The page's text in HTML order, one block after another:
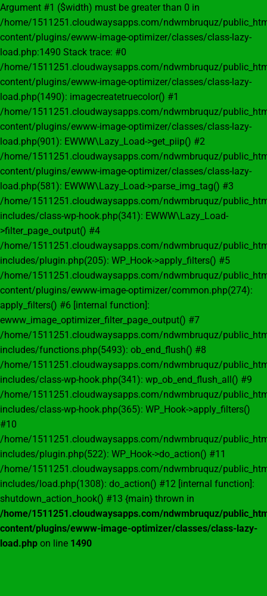
Argument #1 ($width) must be greater than 0 in
/home/1511251.cloudwaysapps.com/ndwmbruquz/
content/plugins/ewww-image-optimizer/classes/class-lazy-
load.php:1490 Stack trace: #0
/home/1511251.cloudwaysapps.com/ndwmbruquz/
content/plugins/ewww-image-optimizer/classes/class-lazy-
load.php(1490): imagecreatetruecolor() #1
/home/1511251.cloudwaysapps.com/ndwmbruquz/
content/plugins/ewww-image-optimizer/classes/class-lazy-
load.php(901): EWWW\Lazy_Load->get_piip() #2
/home/1511251.cloudwaysapps.com/ndwmbruquz/
content/plugins/ewww-image-optimizer/classes/class-lazy-
load.php(581): EWWW\Lazy_Load->parse_img_tag() #3
/home/1511251.cloudwaysapps.com/ndwmbruquz/
includes/class-wp-hook.php(341): EWWW\Lazy_Load-
>filter_page_output() #4
/home/1511251.cloudwaysapps.com/ndwmbruquz/
includes/plugin.php(205): WP_Hook->apply_filters() #5
/home/1511251.cloudwaysapps.com/ndwmbruquz/
content/plugins/ewww-image-optimizer/common.php(274):
apply_filters() #6 [internal function]:
ewww_image_optimizer_filter_page_output() #7
/home/1511251.cloudwaysapps.com/ndwmbruquz/
includes/functions.php(5493): ob_end_flush() #8
/home/1511251.cloudwaysapps.com/ndwmbruquz/
includes/class-wp-hook.php(341): wp_ob_end_flush_all() #9
/home/1511251.cloudwaysapps.com/ndwmbruquz/
includes/class-wp-hook.php(365): WP_Hook->apply_filters()
#10
/home/1511251.cloudwaysapps.com/ndwmbruquz/
includes/plugin.php(522): WP_Hook->do_action() #11
/home/1511251.cloudwaysapps.com/ndwmbruquz/
includes/load.php(1308): do_action() #12 [internal function]:
shutdown_action_hook() #13 {main} thrown in
/home/1511251.cloudwaysapps.com/ndwmbruquz/
content/plugins/ewww-image-optimizer/classes/class-lazy-
load.php on line 1490